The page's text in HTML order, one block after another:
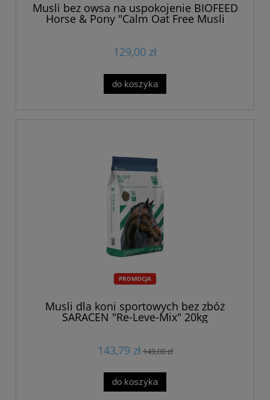
Musli bez owsa na uspokojenie BIOFEED
Horse & Pony "Calm Oat Free Musli
CBD" 20 kg
129,00 zł
do koszyka
PROMOCJA
Musli dla koni sportowych bez zbóż
SARACEN "Re-Leve-Mix" 20kg
143,79 zł149,00 zł
do koszyka